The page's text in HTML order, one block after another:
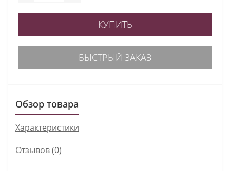
КУПИТЬ
БЫСТРЫЙ ЗАКАЗ
Обзор товара
Характеристики
Отзывов (0)